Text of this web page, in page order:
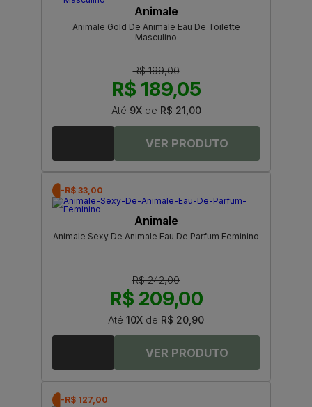
Animale
Animale Gold De Animale Eau De Toilette
Masculino
R$ 199,00
R$ 189,05
Até 9Xde R$ 21,00
-R$ 33,00
Animale
Animale Sexy De Animale Eau De Parfum Feminino
R$ 242,00
R$ 209,00
Até 10X de R$ 20,90
-R$ 127,00